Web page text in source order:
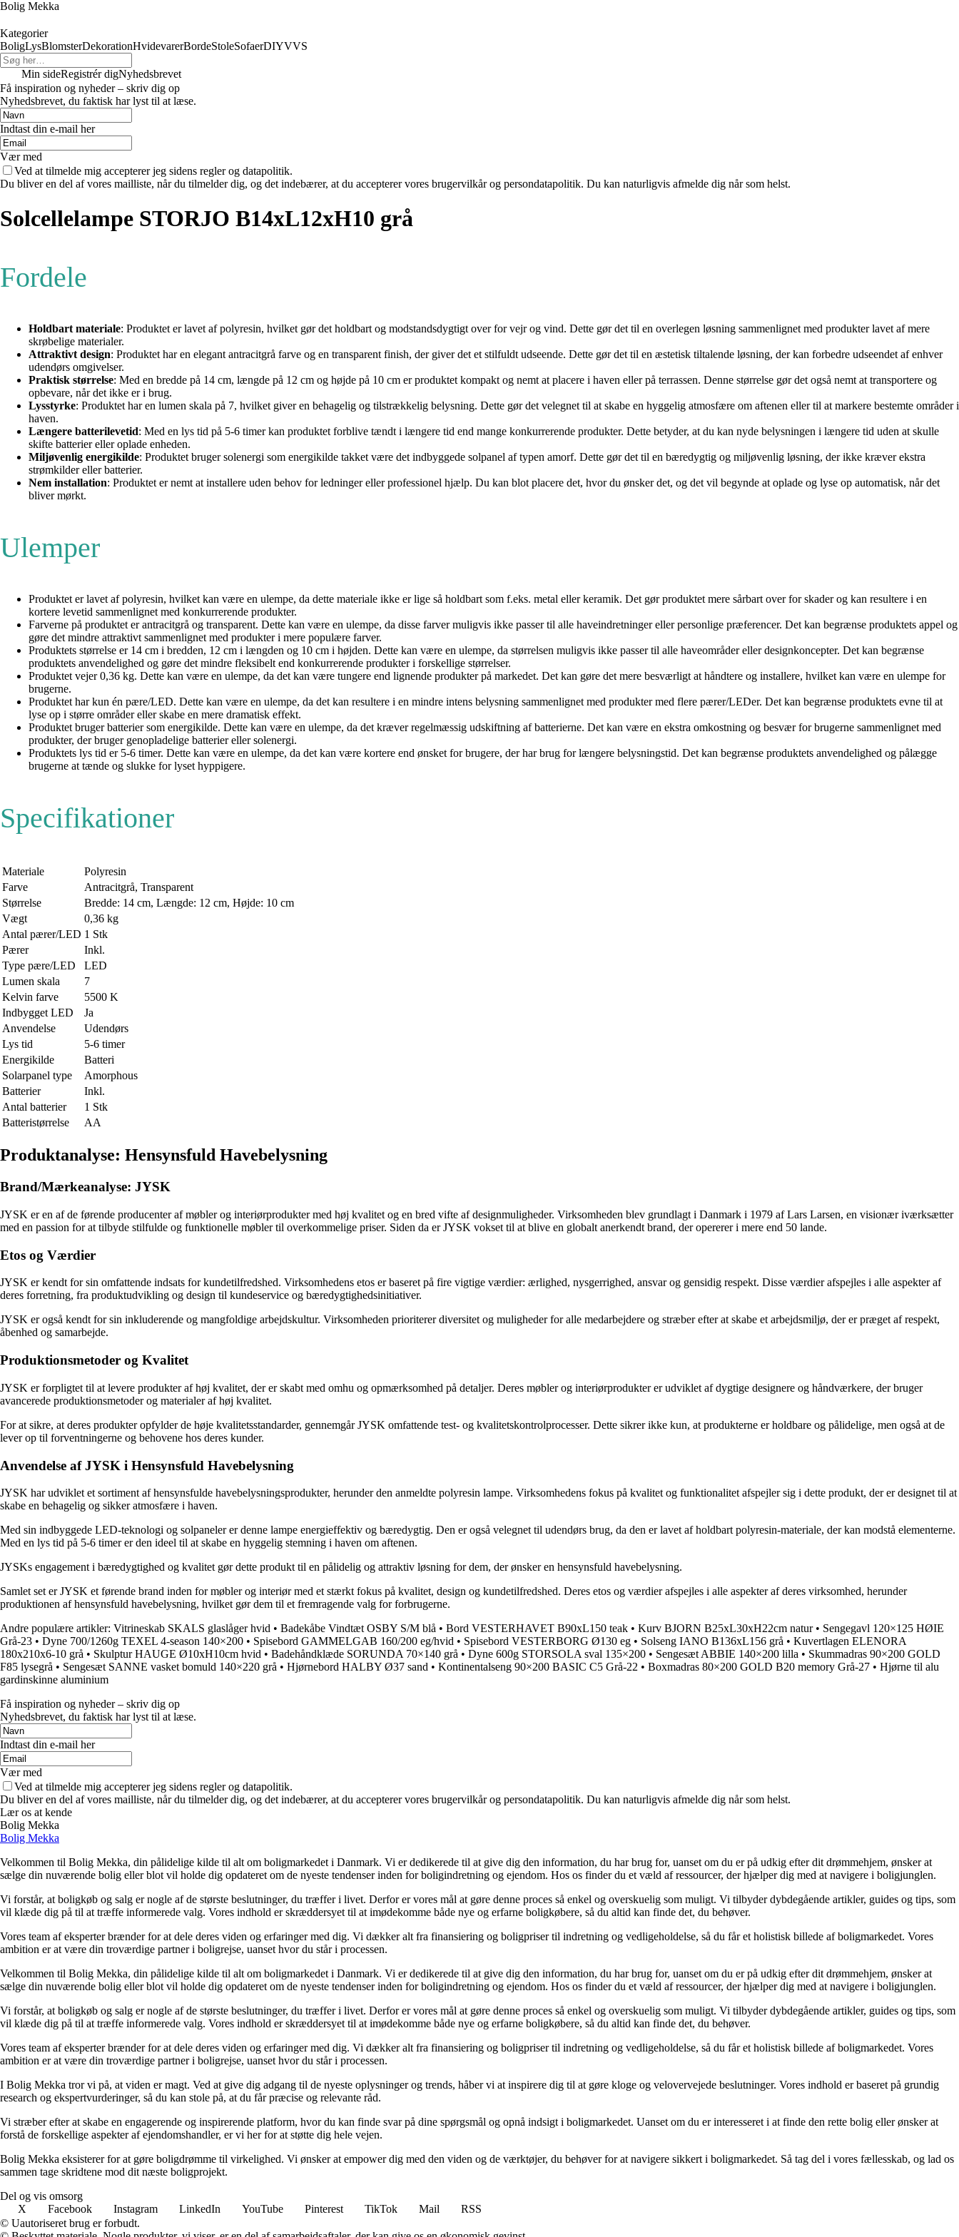
Bolig Mekka
Kategorier
BoligLysBlomsterDekorationHvidevarerBordeStoleSofaerDIYVVS
Min sideRegistrér digNyhedsbrevet
Få inspiration og nyheder – skriv dig op
Nyhedsbrevet, du faktisk har lyst til at læse.
Indtast din e-mail her
Vær med
Ved at tilmelde mig accepterer jeg sidens regler og datapolitik.
Du bliver en del af vores mailliste, når du tilmelder dig, og det indebærer, at du accepterer vores brugervilkår og persondatapolitik. Du kan naturligvis afmelde dig når som helst.
Solcellelampe STORJO B14xL12xH10 grå
Fordele
Holdbart materiale: Produktet er lavet af polyresin, hvilket gør det holdbart og modstandsdygtigt over for vejr og vind. Dette gør det til en overlegen løsning sammenlignet med produkter lavet af mere
skrøbelige materialer.
Attraktivt design: Produktet har en elegant antracitgrå farve og en transparent finish, der giver det et stilfuldt udseende. Dette gør det til en æstetisk tiltalende løsning, der kan forbedre udseendet af enhver
udendørs omgivelser.
Praktisk størrelse: Med en bredde på 14 cm, længde på 12 cm og højde på 10 cm er produktet kompakt og nemt at placere i haven eller på terrassen. Denne størrelse gør det også nemt at transportere og
opbevare, når det ikke er i brug.
Lysstyrke: Produktet har en lumen skala på 7, hvilket giver en behagelig og tilstrækkelig belysning. Dette gør det velegnet til at skabe en hyggelig atmosfære om aftenen eller til at markere bestemte områder i
haven.
Længere batterilevetid: Med en lys tid på 5-6 timer kan produktet forblive tændt i længere tid end mange konkurrerende produkter. Dette betyder, at du kan nyde belysningen i længere tid uden at skulle
skifte batterier eller oplade enheden.
Miljøvenlig energikilde: Produktet bruger solenergi som energikilde takket være det indbyggede solpanel af typen amorf. Dette gør det til en bæredygtig og miljøvenlig løsning, der ikke kræver ekstra
strømkilder eller batterier.
Nem installation: Produktet er nemt at installere uden behov for ledninger eller professionel hjælp. Du kan blot placere det, hvor du ønsker det, og det vil begynde at oplade og lyse op automatisk, når det
bliver mørkt.
Ulemper
Produktet er lavet af polyresin, hvilket kan være en ulempe, da dette materiale ikke er lige så holdbart som f.eks. metal eller keramik. Det gør produktet mere sårbart over for skader og kan resultere i en
kortere levetid sammenlignet med konkurrerende produkter.
Farverne på produktet er antracitgrå og transparent. Dette kan være en ulempe, da disse farver muligvis ikke passer til alle haveindretninger eller personlige præferencer. Det kan begrænse produktets appel og
gøre det mindre attraktivt sammenlignet med produkter i mere populære farver.
Produktets størrelse er 14 cm i bredden, 12 cm i længden og 10 cm i højden. Dette kan være en ulempe, da størrelsen muligvis ikke passer til alle haveområder eller designkoncepter. Det kan begrænse
produktets anvendelighed og gøre det mindre fleksibelt end konkurrerende produkter i forskellige størrelser.
Produktet vejer 0,36 kg. Dette kan være en ulempe, da det kan være tungere end lignende produkter på markedet. Det kan gøre det mere besværligt at håndtere og installere, hvilket kan være en ulempe for
brugerne.
Produktet har kun én pære/LED. Dette kan være en ulempe, da det kan resultere i en mindre intens belysning sammenlignet med produkter med flere pærer/LEDer. Det kan begrænse produktets evne til at
lyse op i større områder eller skabe en mere dramatisk effekt.
Produktet bruger batterier som energikilde. Dette kan være en ulempe, da det kræver regelmæssig udskiftning af batterierne. Det kan være en ekstra omkostning og besvær for brugerne sammenlignet med
produkter, der bruger genopladelige batterier eller solenergi.
Produktets lys tid er 5-6 timer. Dette kan være en ulempe, da det kan være kortere end ønsket for brugere, der har brug for længere belysningstid. Det kan begrænse produktets anvendelighed og pålægge
brugerne at tænde og slukke for lyset hyppigere.
Specifikationer
Materiale
Polyresin
Farve
Antracitgrå, Transparent
Størrelse
Bredde: 14 cm, Længde: 12 cm, Højde: 10 cm
Vægt
0,36 kg
Antal pærer/LED 1 Stk
Pærer
Inkl.
Type pære/LED
LED
Lumen skala
7
Kelvin farve
5500 K
Indbygget LED
Ja
Anvendelse
Udendørs
Lys tid
5-6 timer
Energikilde
Batteri
Solarpanel type
Amorphous
Batterier
Inkl.
Antal batterier
1 Stk
Batteristørrelse
AA
Produktanalyse: Hensynsfuld Havebelysning
Brand/Mærkeanalyse: JYSK
JYSK er en af ​​de førende producenter af møbler og interiørprodukter med høj kvalitet og en bred vifte af designmuligheder. Virksomheden blev grundlagt i Danmark i 1979 af Lars Larsen, en visionær iværksætter
med en passion for at tilbyde stilfulde og funktionelle møbler til overkommelige priser. Siden da er JYSK vokset til at blive en globalt anerkendt brand, der opererer i mere end 50 lande.
Etos og Værdier
JYSK er kendt for sin omfattende indsats for kundetilfredshed. Virksomhedens etos er baseret på fire vigtige værdier: ærlighed, nysgerrighed, ansvar og gensidig respekt. Disse værdier afspejles i alle aspekter af
deres forretning, fra produktudvikling og design til kundeservice og bæredygtighedsinitiativer.
JYSK er også kendt for sin inkluderende og mangfoldige arbejdskultur. Virksomheden prioriterer diversitet og muligheder for alle medarbejdere og stræber efter at skabe et arbejdsmiljø, der er præget af respekt,
åbenhed og samarbejde.
Produktionsmetoder og Kvalitet
JYSK er forpligtet til at levere produkter af høj kvalitet, der er skabt med omhu og opmærksomhed på detaljer. Deres møbler og interiørprodukter er udviklet af dygtige designere og håndværkere, der bruger
avancerede produktionsmetoder og materialer af høj kvalitet.
For at sikre, at deres produkter opfylder de høje kvalitetsstandarder, gennemgår JYSK omfattende test- og kvalitetskontrolprocesser. Dette sikrer ikke kun, at produkterne er holdbare og pålidelige, men også at de
lever op til forventningerne og behovene hos deres kunder.
Anvendelse af JYSK i Hensynsfuld Havebelysning
JYSK har udviklet et sortiment af hensynsfulde havebelysningsprodukter, herunder den anmeldte polyresin lampe. Virksomhedens fokus på kvalitet og funktionalitet afspejler sig i dette produkt, der er designet til at
skabe en behagelig og sikker atmosfære i haven.
Med sin indbyggede LED-teknologi og solpaneler er denne lampe energieffektiv og bæredygtig. Den er også velegnet til udendørs brug, da den er lavet af holdbart polyresin-materiale, der kan modstå elementerne.
Med en lys tid på 5-6 timer er den ideel til at skabe en hyggelig stemning i haven om aftenen.
JYSKs engagement i bæredygtighed og kvalitet gør dette produkt til en pålidelig og attraktiv løsning for dem, der ønsker en hensynsfuld havebelysning.
Samlet set er JYSK et førende brand inden for møbler og interiør med et stærkt fokus på kvalitet, design og kundetilfredshed. Deres etos og værdier afspejles i alle aspekter af deres virksomhed, herunder
produktionen af ​​hensynsfuld havebelysning, hvilket gør dem til et fremragende valg for forbrugerne.
Andre populære artikler: Vitrineskab SKALS glaslåger hvid • Badekåbe Vindtæt OSBY S/M blå • Bord VESTERHAVET B90xL150 teak • Kurv BJORN B25xL30xH22cm natur• Sengegavl 120×125 HØIE
Grå-23 • Dyne 700/1260g TEXEL 4-season 140×200 • Spisebord GAMMELGAB 160/200 eg/hvid • Spisebord VESTERBORG Ø130 eg • Solseng IANO B136xL156 grå • Kuvertlagen ELENORA
180x210x6-10 grå • Skulptur HAUGE Ø10xH10cm hvid • Badehåndklæde SORUNDA 70×140 grå • Dyne 600g STORSOLA sval 135×200 • Sengesæt ABBIE 140×200 lilla • Skummadras 90×200 GOLD
F85 lysegrå • Sengesæt SANNE vasket bomuld 140×220 grå • Hjørnebord HALBY Ø37 sand • Kontinentalseng 90×200 BASIC C5 Grå-22 • Boxmadras 80×200 GOLD B20 memory Grå-27 • Hjørne til alu
gardinskinne aluminium
Få inspiration og nyheder – skriv dig op
Nyhedsbrevet, du faktisk har lyst til at læse.
Indtast din e-mail her
Vær med
Ved at tilmelde mig accepterer jeg sidens regler og datapolitik.
Du bliver en del af vores mailliste, når du tilmelder dig, og det indebærer, at du accepterer vores brugervilkår og persondatapolitik. Du kan naturligvis afmelde dig når som helst.
Lær os at kende
Bolig Mekka
Bolig Mekka
Velkommen til Bolig Mekka, din pålidelige kilde til alt om boligmarkedet i Danmark. Vi er dedikerede til at give dig den information, du har brug for, uanset om du er på udkig efter dit drømmehjem, ønsker at
sælge din nuværende bolig eller blot vil holde dig opdateret om de nyeste tendenser inden for boligindretning og ejendom. Hos os finder du et væld af ressourcer, der hjælper dig med at navigere i boligjunglen.
Vi forstår, at boligkøb og salg er nogle af de største beslutninger, du træffer i livet. Derfor er vores mål at gøre denne proces så enkel og overskuelig som muligt. Vi tilbyder dybdegående artikler, guides og tips, som
vil klæde dig på til at træffe informerede valg. Vores indhold er skræddersyet til at imødekomme både nye og erfarne boligkøbere, så du altid kan finde det, du behøver.
Vores team af eksperter brænder for at dele deres viden og erfaringer med dig. Vi dækker alt fra finansiering og boligpriser til indretning og vedligeholdelse, så du får et holistisk billede af boligmarkedet. Vores
ambition er at være din troværdige partner i boligrejse, uanset hvor du står i processen.
Velkommen til Bolig Mekka, din pålidelige kilde til alt om boligmarkedet i Danmark. Vi er dedikerede til at give dig den information, du har brug for, uanset om du er på udkig efter dit drømmehjem, ønsker at
sælge din nuværende bolig eller blot vil holde dig opdateret om de nyeste tendenser inden for boligindretning og ejendom. Hos os finder du et væld af ressourcer, der hjælper dig med at navigere i boligjunglen.
Vi forstår, at boligkøb og salg er nogle af de største beslutninger, du træffer i livet. Derfor er vores mål at gøre denne proces så enkel og overskuelig som muligt. Vi tilbyder dybdegående artikler, guides og tips, som
vil klæde dig på til at træffe informerede valg. Vores indhold er skræddersyet til at imødekomme både nye og erfarne boligkøbere, så du altid kan finde det, du behøver.
Vores team af eksperter brænder for at dele deres viden og erfaringer med dig. Vi dækker alt fra finansiering og boligpriser til indretning og vedligeholdelse, så du får et holistisk billede af boligmarkedet. Vores
ambition er at være din troværdige partner i boligrejse, uanset hvor du står i processen.
I Bolig Mekka tror vi på, at viden er magt. Ved at give dig adgang til de nyeste oplysninger og trends, håber vi at inspirere dig til at gøre kloge og velovervejede beslutninger. Vores indhold er baseret på grundig
research og ekspertvurderinger, så du kan stole på, at du får præcise og relevante råd.
Vi stræber efter at skabe en engagerende og inspirerende platform, hvor du kan finde svar på dine spørgsmål og opnå indsigt i boligmarkedet. Uanset om du er interesseret i at finde den rette bolig eller ønsker at
forstå de forskellige aspekter af ejendomshandler, er vi her for at støtte dig hele vejen.
Bolig Mekka eksisterer for at gøre boligdrømme til virkelighed. Vi ønsker at empower dig med den viden og de værktøjer, du behøver for at navigere sikkert i boligmarkedet. Så tag del i vores fællesskab, og lad os
sammen tage skridtene mod dit næste boligprojekt.
Del og vis omsorg
X
Facebook Instagram LinkedIn YouTube Pinterest TikTok Mail
RSS
© Uautoriseret brug er forbudt.